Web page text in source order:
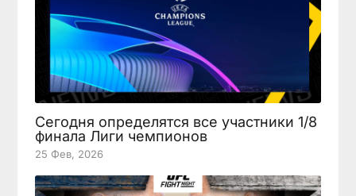
Сегодня определятся все участники 1/8
финала Лиги чемпионов
25 Фев, 2026